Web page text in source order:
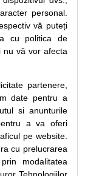
despre sanatate
medicale. Va
programari la medic
Drepturile
Protectia
ANPC
Solutionarea
Litigiilor
Info consumator:
Formulare europene
Ministerul Sanatatii
personal.
vă puteți
cu politica de
nu vă vor afecta
partenere,
date pentru a
si anunturile
a va oferi
pe website.
cu prelucrarea
modalitatea